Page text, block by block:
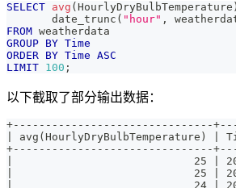
SELECT avg ( HourlyDryBulbTemperature )
       date_trunc
( "hour" ,
FROM weatherdata
GROUP BY Time
ORDER BY Time ASC
LIMIT 100 ;
以下截取了部分输出数据：
+-------------------------------
|
+-------------------------------
|                            25 | 2014-
|                            25 | 2014-
|                            24 | 2014-